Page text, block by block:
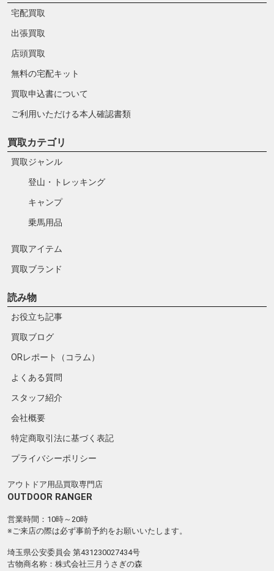
宅配買取
出張買取
店頭買取
無料の宅配キット
買取申込書について
ご利用いただける本人確認書類
買取カテゴリ
買取ジャンル
登山・トレッキング
キャンプ
乗馬用品
買取アイテム
買取ブランド
読み物
お役立ち記事
買取ブログ
ORレポート（コラム）
よくある質問
スタッフ紹介
会社概要
特定商取引法に基づく表記
プライバシーポリシー
アウトドア用品買取専門店
OUTDOOR RANGER
営業時間：10時～20時
※ご来店の際は必ず事前予約をお願いいたします。
埼玉県公安委員会 第431230027434号
古物商名称：株式会社三月うさぎの森